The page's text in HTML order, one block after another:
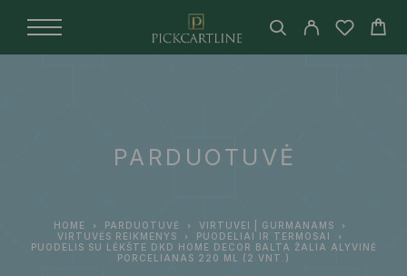
PARDUOTUVĖ
HOME PARDUOTUVĖ
VIRTUVEI | GURMANAMS
VIRTUVĖS REIKMENYS
PUODELIAI IR TERMOSAI
PUODELIS SU LĖKŠTE DKD HOME DECOR BALTA ŽALIA ALYVINĖ
PORCELIANAS 220 ML (2 VNT.)